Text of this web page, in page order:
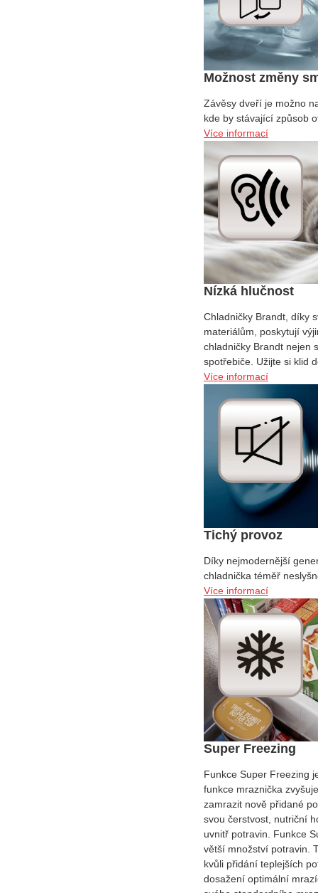
Možnost změny
Závěsy dveří je možno
kde by stávající způsob
Více informací
Nízká hlučnost
Chladničky Brandt, díky
materiálům, poskytují
chladničky Brandt nejen
spotřebiče. Užijte si klid
Více informací
Tichý provoz
Díky nejmodernější
chladnička téměř
Více informací
Super Freezing
Funkce Super Freezing
funkce mraznička
zamrazit nově přidané
svou čerstvost, nutriční
uvnitř potravin. Funkce
větší množství potravin.
kvůli přidání teplejších
dosažení optimální